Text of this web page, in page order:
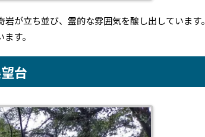
が立ち並び、霊的な雰囲気を醸し出しています。
す。
台